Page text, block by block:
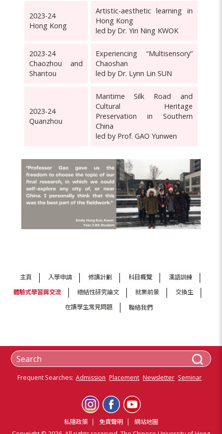
2023-24
Hong Kong
Artistic-aesthetic learning in
Hong Kong
led by Dr. Yin Ning KWOK
2023-24
Chaozhou and
Shantou
Experiencing “Multisensory”
Chaoshan
led by Dr. Lynn Lin SUN
2023-24
Quanzhou
Maritime Silk Road and
Cultural Heritage
Preservation in Southern
China
led by Prof. GAO Yunwen
主頁 入學申請 修讀計劃 科目概覽
漢語訓練
體驗式學習與交流
總結性研究論文 就業前景
交換生
在讀學生常見問題
聯絡我們
Frequent Searches: Admission Placement Newsletter Seminar
私隱政策 免責聲明
網站地圖